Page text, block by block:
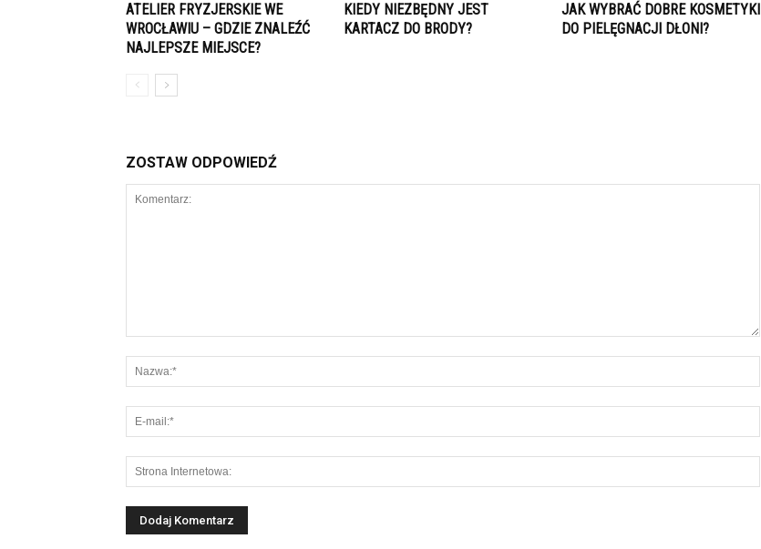
ATELIER FRYZJERSKIE WE
WROCŁAWIU – GDZIE ZNALEŹĆ
NAJLEPSZE MIEJSCE?
KIEDY NIEZBĘDNY JEST
KARTACZ DO BRODY?
JAK WYBRAĆ DOBRE KOSMETYKI
DO PIELĘGNACJI DŁONI?
ZOSTAW ODPOWIEDŹ